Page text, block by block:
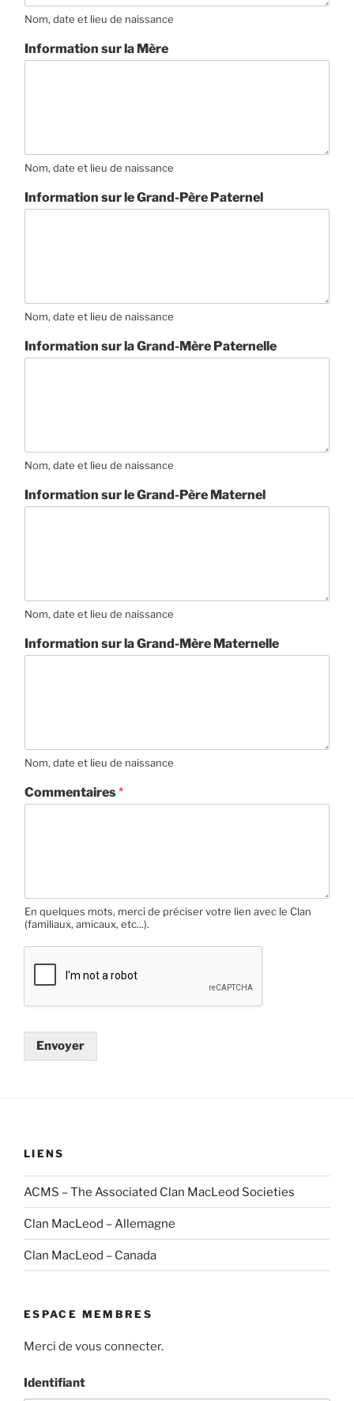
Nom, date et lieu de naissance
Information sur la Mère
Nom, date et lieu de naissance
Information sur le Grand-Père Paternel
Nom, date et lieu de naissance
Information sur la Grand-Mère Paternelle
Nom, date et lieu de naissance
Information sur le Grand-Père Maternel
Nom, date et lieu de naissance
Information sur la Grand-Mère Maternelle
Nom, date et lieu de naissance
Commentaires*
En quelques mots, merci de préciser votre lien avec le Clan
(familiaux, amicaux, etc...).
Envoyer
LIENS
ACMS – The Associated Clan MacLeod Societies
Clan MacLeod – Allemagne
Clan MacLeod – Canada
ESPACE MEMBRES
Merci de vous connecter.
Identifiant